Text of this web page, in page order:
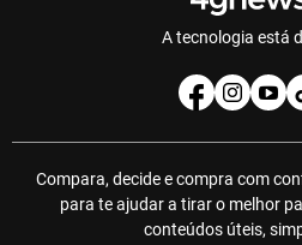
A tecnologia está
Compara, decide e compra com
para te ajudar a tirar o melhor
conteúdos úteis,